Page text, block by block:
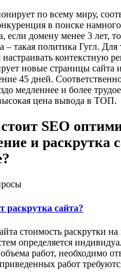
по всему миру,
в поиске
если домену менее 3 лет,
такая политика Гугл. Для
настраивать контекстную
новые страницы сайта
45 дней.
медленнее и более
цена вывода в ТОП.
SEO
и раскрутка
раскрутка сайта?
стоимость раскрутки
определяется
работ, необходимо
работ